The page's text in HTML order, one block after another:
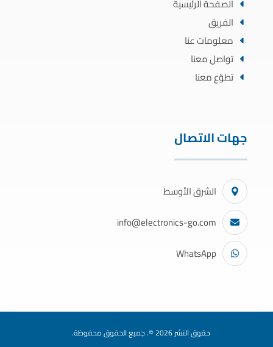
الصفحة الرئيسية
الفريق
معلومات عنا
تواصل معنا
تطوّع معنا
جهات الاتصال
الشرق الأوسط
info@electronics-go.com
WhatsApp
حقوق النشر 2026 ©. جميع الحقوق محفوظة.